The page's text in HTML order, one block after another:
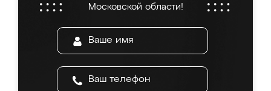
Московской области!